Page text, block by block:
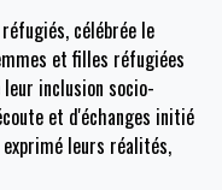
célébrée le
et filles réfugiées
inclusion socio-
et d'échanges initié
exprimé leurs réalités,